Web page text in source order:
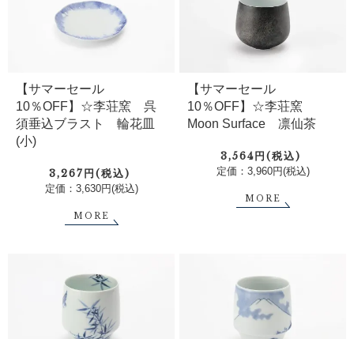
【サマーセール
10％OFF】☆李荘窯 呉
須垂込ブラスト 輪花皿
(小)
3,267円(税込)
定価：3,630円(税込)
MORE
【サマーセール
10％OFF】☆李荘窯
Moon Surface 凛仙茶
3,564円(税込)
定価：3,960円(税込)
MORE